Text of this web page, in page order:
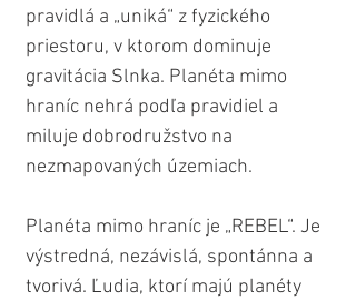
pravidlá a „uniká“ z fyzického
priestoru, v ktorom dominuje
gravitácia Slnka. Planéta mimo
hraníc nehrá podľa pravidiel a
miluje dobrodružstvo na
nezmapovaných územiach.
Planéta mimo hraníc je „REBEL“. Je
výstredná, nezávislá, spontánna a
tvorivá. Ľudia, ktorí majú planéty